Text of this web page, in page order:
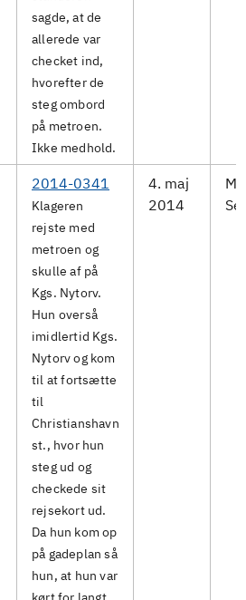
sagde, at de
allerede var
checket ind,
hvorefter de
steg ombord
på metroen.
Ikke medhold.
2014-0341
Klageren
rejste med
metroen og
skulle af på
Kgs. Nytorv.
Hun overså
imidlertid Kgs.
Nytorv og kom
til at fortsætte
til
Christianshavn
st., hvor hun
steg ud og
checkede sit
rejsekort ud.
Da hun kom op
på gadeplan så
hun, at hun var
4. maj
2014